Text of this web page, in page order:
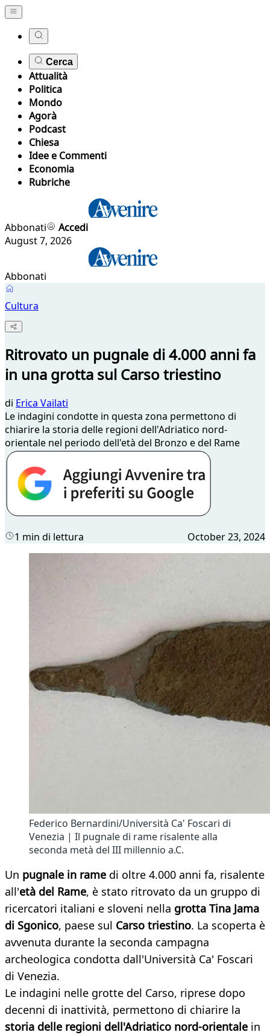
Cerca
Attualità
Politica
Mondo
Agorà
Podcast
Chiesa
Idee e Commenti
Economia
Rubriche
Abbonati
Accedi
August 7, 2026
Abbonati
Cultura
Ritrovato un pugnale di 4.000 anni fa
in una grotta sul Carso triestino
di Erica Vailati
Le indagini condotte in questa zona permettono di
chiarire la storia delle regioni dell'Adriatico nord-
orientale nel periodo dell'età del Bronzo e del Rame
1 min di lettura October 23, 2024
Federico Bernardini/Università Ca' Foscari di
Venezia | Il pugnale di rame risalente alla
seconda metà del III millennio a.C.
Un pugnale in rame di oltre 4.000 anni fa, risalente
all'età del Rame, è stato ritrovato da un gruppo di
ricercatori italiani e sloveni nella grotta Tina Jama
di Sgonico, paese sul Carso triestino. La scoperta è
avvenuta durante la seconda campagna
archeologica condotta dall'Università Ca' Foscari
di Venezia.
Le indagini nelle grotte del Carso, riprese dopo
decenni di inattività, permettono di chiarire la
storia delle regioni dell'Adriatico nord-orientale in